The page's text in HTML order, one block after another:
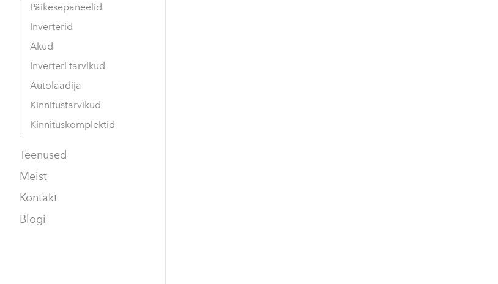
Päikesepaneelid
Inverterid
Akud
Inverteri tarvikud
Autolaadija
Kinnitustarvikud
Kinnituskomplektid
Teenused
Meist
Kontakt
Blogi